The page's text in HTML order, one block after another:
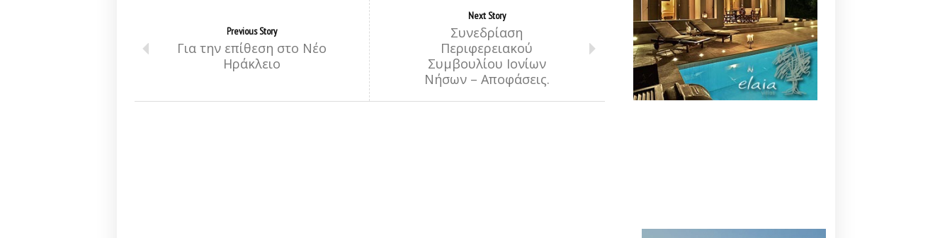
Previous Story
Για την επίθεση στο Νέο
Ηράκλειο
Next Story
Συνεδρίαση
Περιφερειακού
Συμβουλίου Ιονίων
Νήσων – Αποφάσεις.